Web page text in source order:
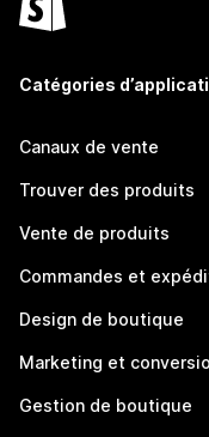
Catégories
Canaux de vente
Trouver des produits
Vente de produits
Commandes et
Design de boutique
Marketing et
Gestion de boutique